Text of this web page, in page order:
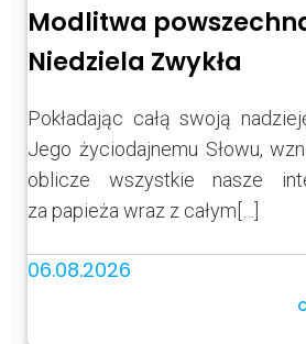
Modlitwa
Niedziela Zwykła
Pokładając całą swoją
Jego życiodajnemu Słowu,
oblicze wszystkie nasze
za papieża wraz z całym[…]
06.08.2026